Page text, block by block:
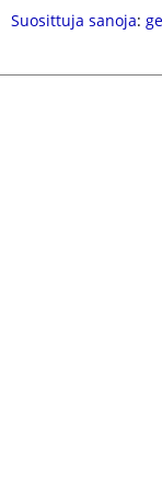
Suosittuja sanoja: